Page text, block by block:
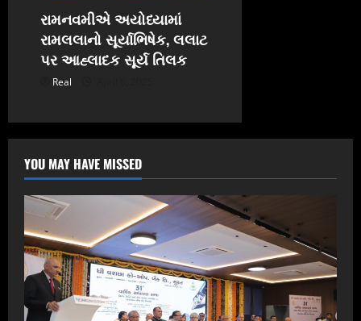
રામનવમીએ અયોધ્યામાં
રામલલાનો સૂર્યાભિષેક, લલાટ
પર આહ્લાદક સૂર્ય તિલક
Real
YOU MAY HAVE MISSED